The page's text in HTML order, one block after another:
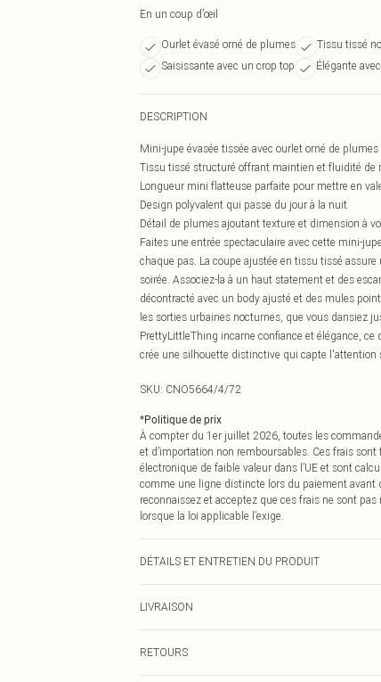
En un coup d’œil
Ourlet évasé orné de plumes Tissu tissé
Saisissante avec un crop top
Élégante
DESCRIPTION
Mini-jupe évasée tissée avec ourlet orné de
Tissu tissé structuré offrant maintien et fluidité de
Longueur mini flatteuse parfaite pour mettre en
Design polyvalent qui passe du jour à la nuit
Détail de plumes ajoutant texture et dimension à
Faites une entrée spectaculaire avec cette mini-
chaque pas. La coupe ajustée en tissu tissé
soirée. Associez-la à un haut statement et des
décontracté avec un body ajusté et des mules
les sorties urbaines nocturnes, que vous dansiez
PrettyLittleThing incarne confiance et élégance,
crée une silhouette distinctive qui capte l'attention
SKU: CNO5664/4/72
*Politique de prix
À compter du 1er juillet 2026, toutes les
et d’importation non remboursables. Ces frais
électronique de faible valeur dans l’UE et sont
comme une ligne distincte lors du paiement avant
reconnaissez et acceptez que ces frais ne sont
lorsque la loi applicable l’exige.
DÉTAILS ET ENTRETIEN DU PRODUIT
LIVRAISON
RETOURS